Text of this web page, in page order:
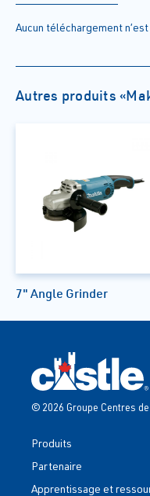
Aucun téléchargement
Autres produits
7" Angle Grinder
© 2026 Groupe Centres
Produits
Partenaire
Apprentissage et